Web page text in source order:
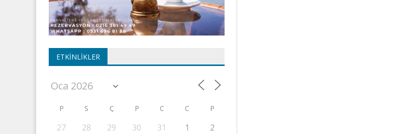
ETKINLIKLER
P S Ç P C C P
27 28 29 30 31 1 2